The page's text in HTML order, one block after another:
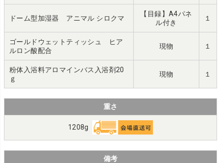
ドーム型加湿器 アニマル シロクマ
【目録】A4パネ
ル付き
１
ゴールドウェットティッシュ ヒア
ルロン酸配合
現物 １
粉体入浴料アロマインバス入浴剤20
ｇ
現物 １
重さ
1208g
備考